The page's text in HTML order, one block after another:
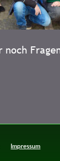
Impressum
noch